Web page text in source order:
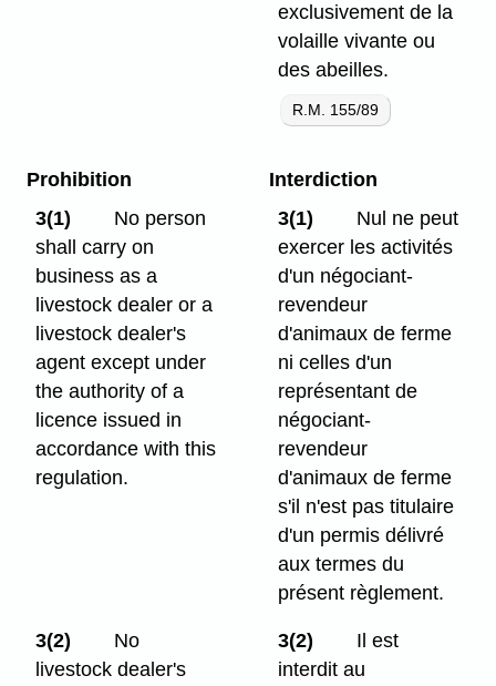
exclusivement de la
volaille vivante ou
des abeilles.
R.M. 155/89
Prohibition
3(1)
No person
shall carry on
business as a
livestock dealer or a
livestock dealer's
agent except under
the authority of a
licence issued in
accordance with this
regulation.
Interdiction
3(1)
Nul ne peut
exercer les activités
d'un négociant-
revendeur
d'animaux de ferme
ni celles d'un
représentant de
négociant-
revendeur
d'animaux de ferme
s'il n'est pas titulaire
d'un permis délivré
aux termes du
présent règlement.
3(2)
No
livestock dealer's
3(2)
Il est
interdit au